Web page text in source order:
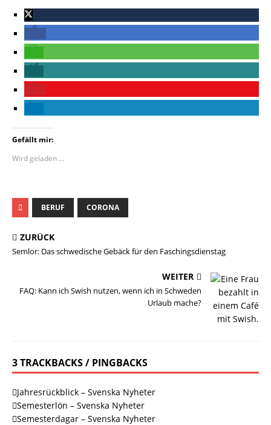
Gefällt mir:
Wird geladen …
BERUF CORONA
ZURÜCK
Semlor: Das schwedische Gebäck für den Faschingsdienstag
WEITER
FAQ: Kann ich Swish nutzen, wenn ich in Schweden
Urlaub mache?
3 TRACKBACKS / PINGBACKS
Jahresrückblick – Svenska Nyheter
Semesterlön – Svenska Nyheter
Semesterdagar – Svenska Nyheter